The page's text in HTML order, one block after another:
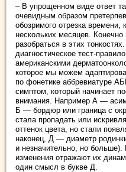
– В упрощенном виде ответ
очевидным образом
обозримого отрезка времени,
нескольких месяцев. Конечно
разобраться в этих
диагностическое тест-
американскими
которое мы можем
по фонетике аббревиатуре
симптом, который начинает
внимания. Например А —
Б — бордюр или граница с
стала пропадать или
оттенок цвета, но стали
наконец, Д — диаметр
и незначительно, но больше).
изменения отражают их
один смысл в букве Д.